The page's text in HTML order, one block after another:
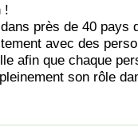
!
près de 40 pays
avec des
afin que chaque
son rôle